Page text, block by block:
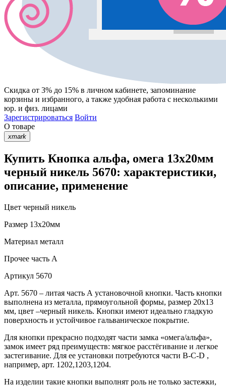
Скидка от 3% до 15% в личном кабинете, запоминание
корзины и избранного, а также удобная работа с несколькими
юр. и физ. лицами
Зарегистрироваться Войти
О товаре
xmark
Купить Кнопка альфа, омега 13х20мм
черный никель 5670: характеристики,
описание, применение
Цвет черный никель
Размер 13х20мм
Материал металл
Прочее часть A
Артикул 5670
Арт. 5670 – литая часть А установочной кнопки. Часть кнопки
выполнена из металла, прямоугольной формы, размер 20х13
мм, цвет –черный никель. Кнопки имеют идеально гладкую
поверхность и устойчивое гальваническое покрытие.
Для кнопки прекрасно подходят части замка «омега/альфа»,
замок имеет ряд преимуществ: мягкое расстёгивание и легкое
застегивание. Для ее установки потребуются части В-C-D ,
например, арт. 1202,1203,1204.
На изделии такие кнопки выполнят роль не только застежки,